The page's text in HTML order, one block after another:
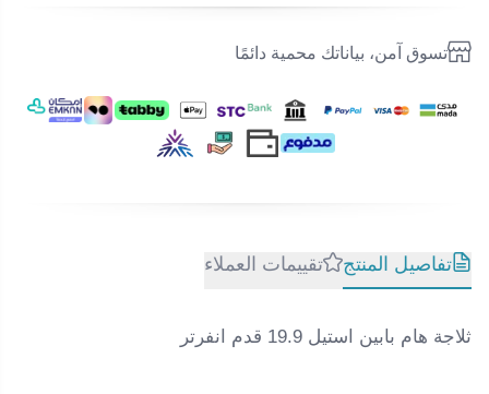
تسوق آمن، بياناتك محمية دائمًا
تفاصيل المنتج تقييمات العملاء
ثلاجة هام بابين استيل 19.9 قدم انفرتر